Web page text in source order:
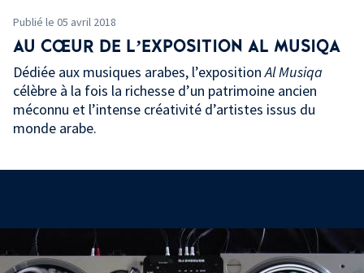
Publié le 05 avril 2018
AU CŒUR DE L’EXPOSITION AL MUSIQA
Dédiée aux musiques arabes, l’expositionAl Musiqa
célèbre à la fois la richesse d’un patrimoine ancien
méconnu et l’intense créativité d’artistes issus du
monde arabe.